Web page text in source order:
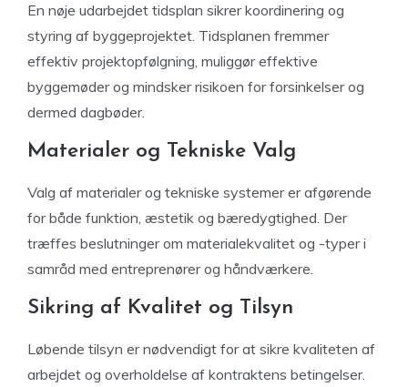
En nøje udarbejdet tidsplan sikrer koordinering og
styring af byggeprojektet. Tidsplanen fremmer
effektiv projektopfølgning, muliggør effektive
byggemøder og mindsker risikoen for forsinkelser og
dermed dagbøder.
Materialer og Tekniske Valg
Valg af materialer og tekniske systemer er afgørende
for både funktion, æstetik og bæredygtighed. Der
træffes beslutninger om materialekvalitet og -typer i
samråd med entreprenører og håndværkere.
Sikring af Kvalitet og Tilsyn
Løbende tilsyn er nødvendigt for at sikre kvaliteten af
arbejdet og overholdelse af kontraktens betingelser.